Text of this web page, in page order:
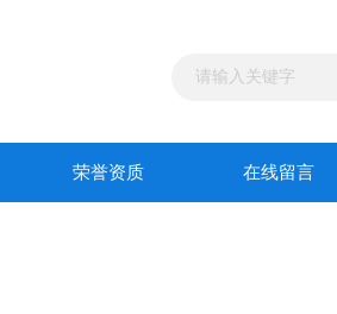
荣誉资质 在线留言